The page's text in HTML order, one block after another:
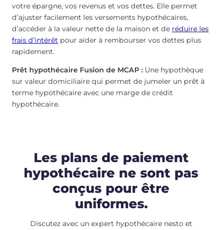
votre épargne, vos revenus et vos dettes. Elle permet
d’ajuster facilement les versements hypothécaires,
d’accéder à la valeur nette de la maison et de réduire les
frais d’intérêt pour aider à rembourser vos dettes plus
rapidement.
Prêt hypothécaire Fusion de MCAP : Une hypothèque
sur valeur domiciliaire qui permet de jumeler un prêt à
terme hypothécaire avec une marge de crédit
hypothécaire.
Les plans de paiement
hypothécaire ne sont pas
conçus pour être
uniformes.
Discutez avec un expert hypothécaire nesto et